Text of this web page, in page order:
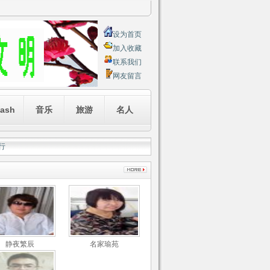
设为首页
加入收藏
联系我们
网友留言
音乐 旅游 名人
静夜繁辰 名家瑜苑